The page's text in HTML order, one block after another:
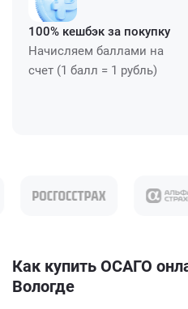
100% кешбэк за покупку
Начисляем баллами на
счет (1 балл = 1 рубль)
Как купить ОСАГО
Вологде